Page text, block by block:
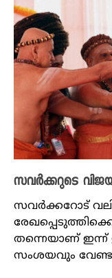
സവർക്കറുടെ
സവർക്കറോട്
തന്നെയാണ് ഇന്ന്
സംശയവും